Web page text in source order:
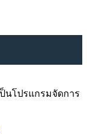
ป็นโปรแกรมจัดการ